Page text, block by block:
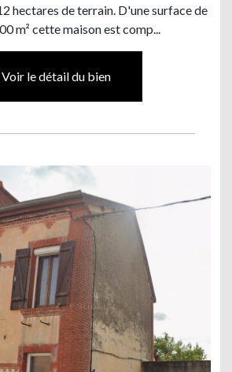
hectares de terrain. D'une surface de
m² cette maison est comp...
Voir le détail du bien